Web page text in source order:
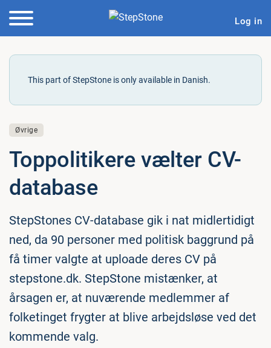
Log in
This part of StepStone is only available in Danish.
Øvrige
Top­po­li­ti­ke­re vælter CV-
database
StepStones CV-database gik i nat midlertidigt
ned, da 90 personer med politisk baggrund på
få timer valgte at uploade deres CV på
stepstone.dk. StepStone mistænker, at
årsagen er, at nuværende medlemmer af
folketinget frygter at blive arbejdsløse ved det
kommende valg.